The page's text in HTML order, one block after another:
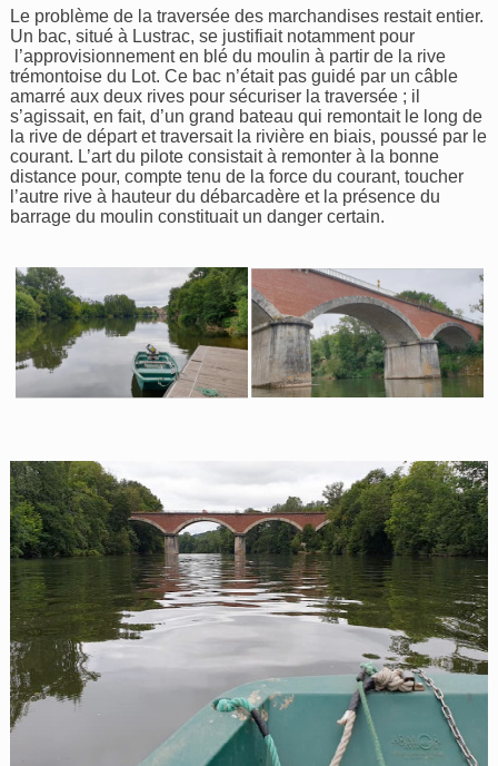
Le problème de la traversée des marchandises restait entier.
Un bac, situé à Lustrac, se justifiait notamment pour
l’approvisionnement en blé du moulin à partir de la rive
trémontoise du Lot. Ce bac n’était pas guidé par un câble
amarré aux deux rives pour sécuriser la traversée ; il
s’agissait, en fait, d’un grand bateau qui remontait le long de
la rive de départ et traversait la rivière en biais, poussé par le
courant. L’art du pilote consistait à remonter à la bonne
distance pour, compte tenu de la force du courant, toucher
l’autre rive à hauteur du débarcadère et la présence du
barrage du moulin constituait un danger certain.